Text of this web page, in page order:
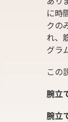
に時
クの
れ、
グラ
この
腕立
腕立